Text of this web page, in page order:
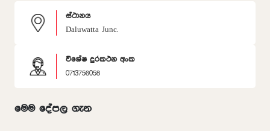
ස්ථානය
Daluwatta Junc.
විශේෂ දුරකථන අංක
0713756058
මෙම දේපල ගැන